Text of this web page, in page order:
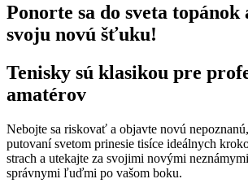
Ponorte sa do sveta
svoju novú šťuku!
Tenisky sú klasikou pre
amatérov
Nebojte sa riskovať a objavte novú
putovaní svetom prinesie tisíce ideálnych
strach a utekajte za svojimi novými
správnymi ľuďmi po vašom boku.